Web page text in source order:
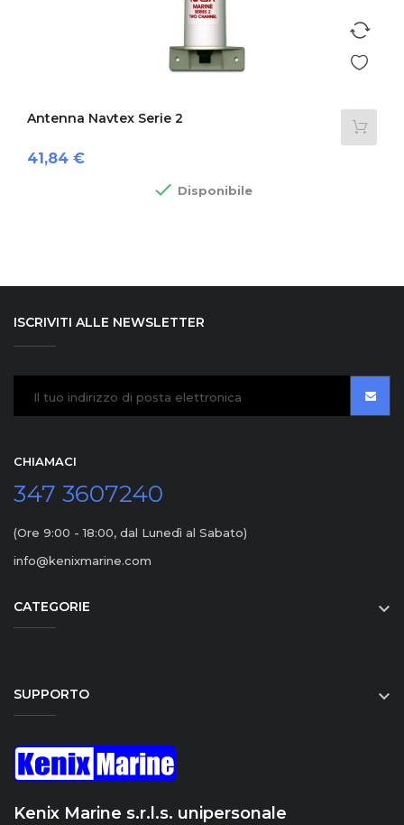
Antenna Navtex Serie 2
Prezzo
41,84 €
 Disponibile
ISCRIVITI ALLE NEWSLETTER
CHIAMACI
347 3607240
(Ore 9:00 - 18:00, dal Lunedì al Sabato)
info@kenixmarine.com
CATEGORIE 
SUPPORTO 
Kenix Marine s.r.l.s. unipersonale